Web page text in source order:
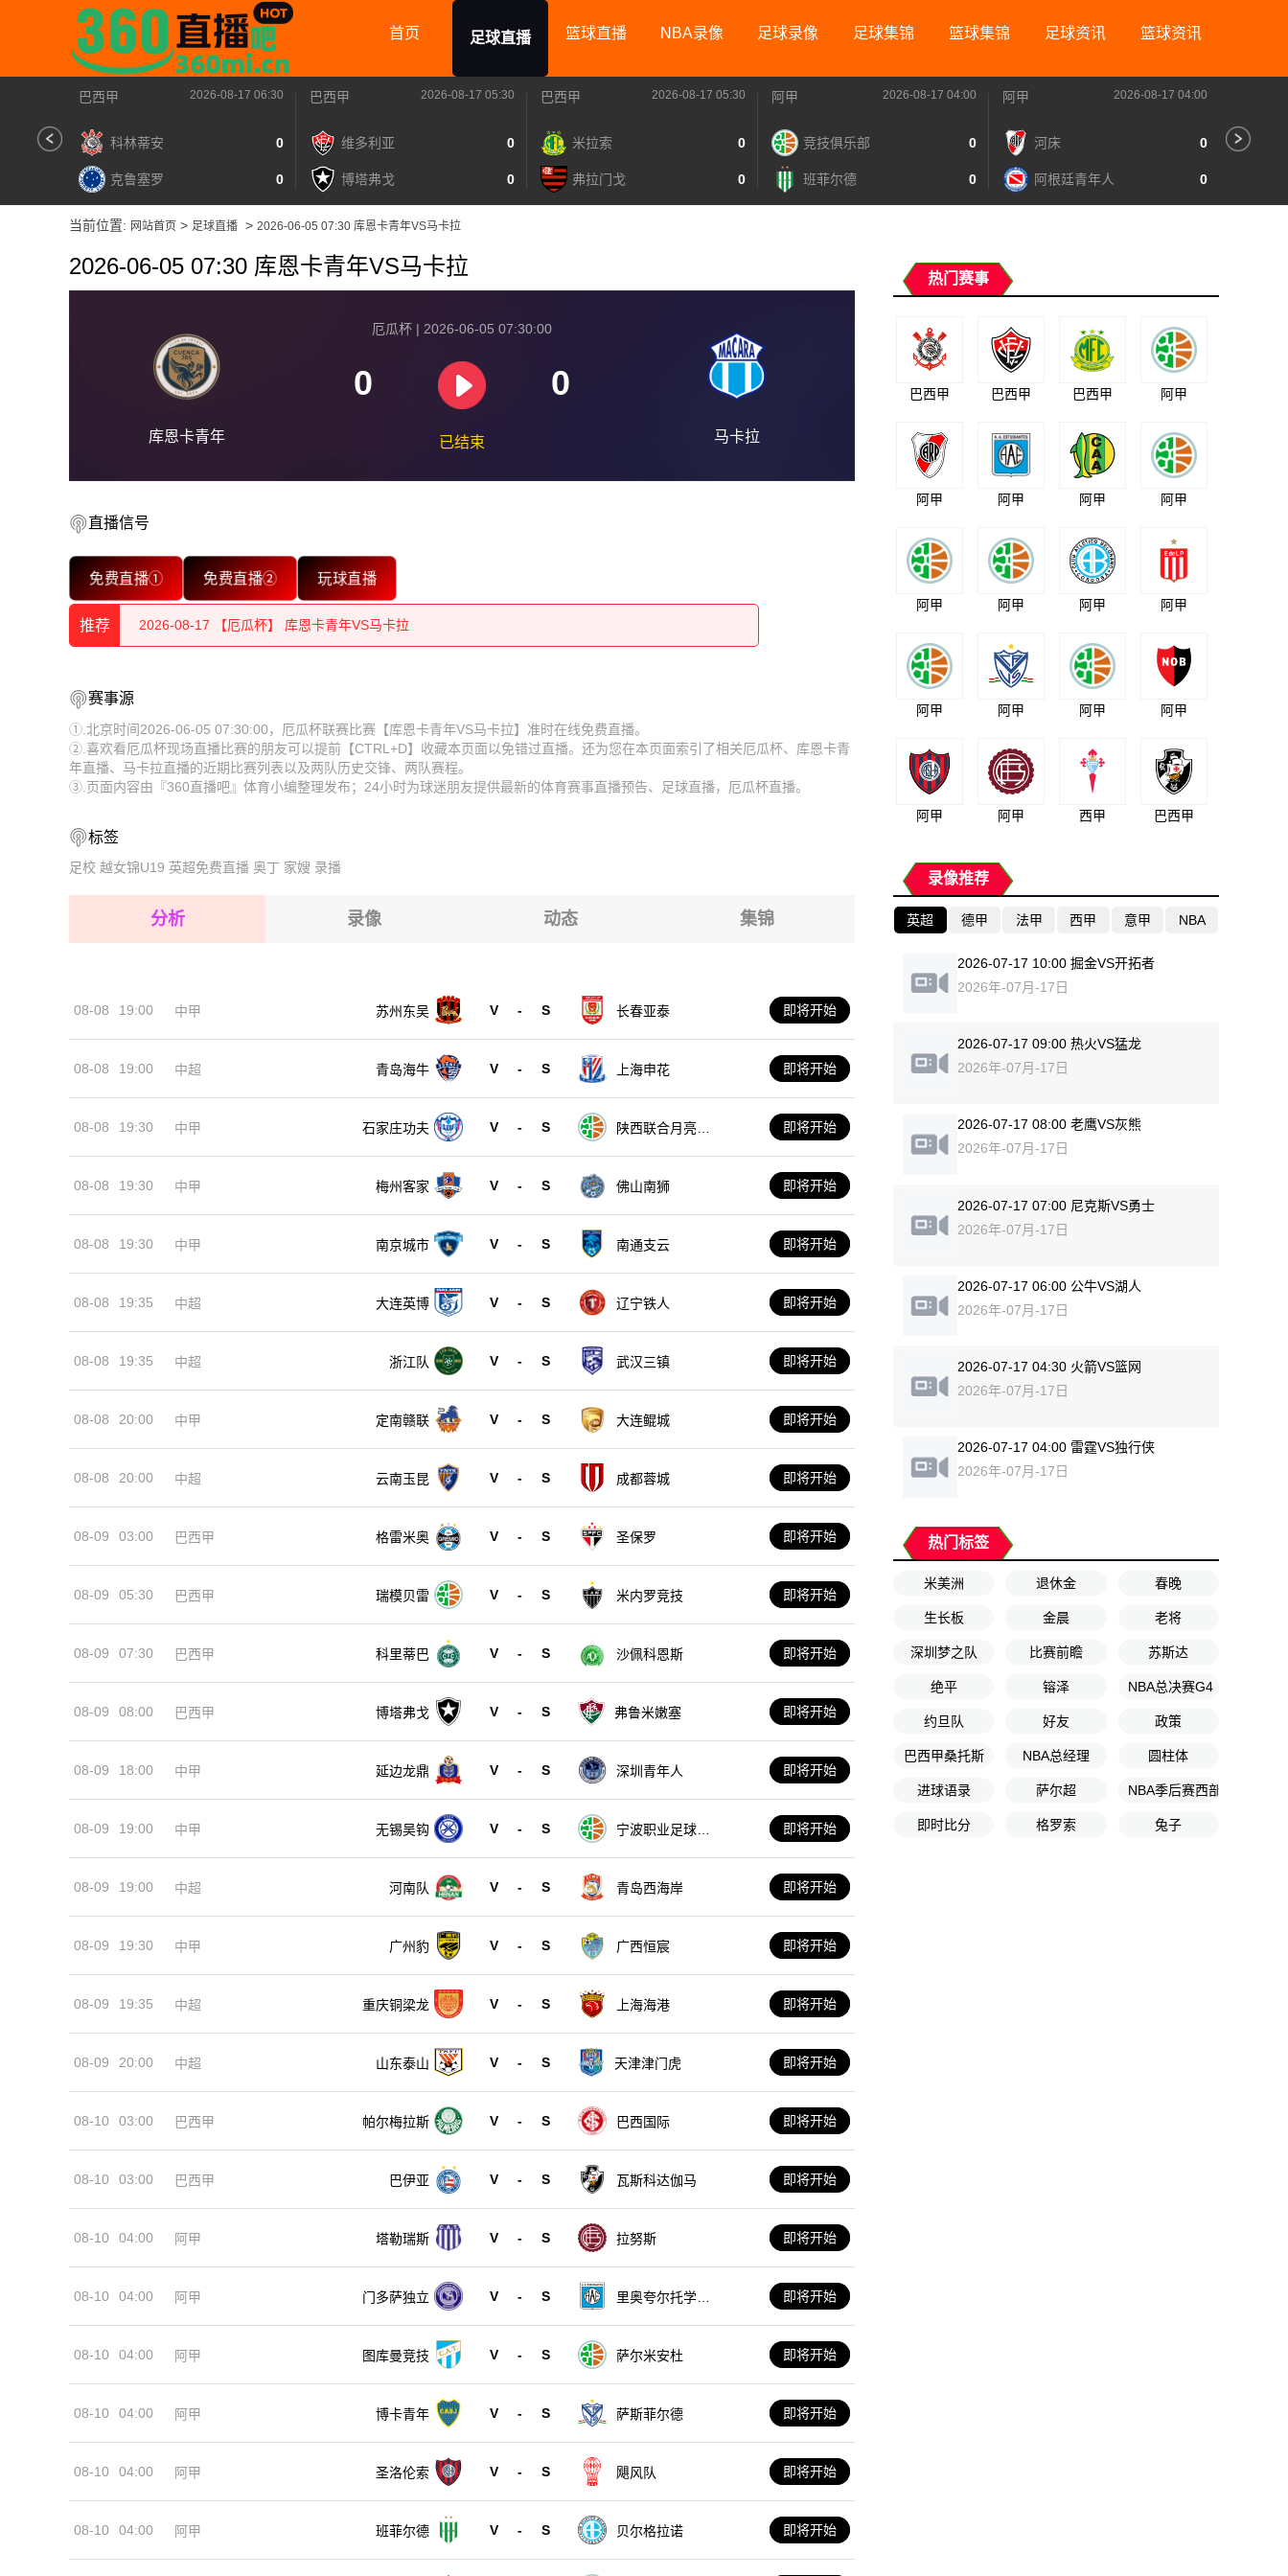
首页 足球直播 篮球直播 NBA录像 足球录像 足球集锦 篮球集锦 足球资讯 篮球资讯
巴西甲 2026-08-17 06:30
科林蒂安 0
克鲁塞罗 0
巴西甲 2026-08-17 05:30
维多利亚 0
博塔弗戈 0
巴西甲 2026-08-17 05:30
米拉索 0
弗拉门戈 0
阿甲 2026-08-17 04:00
竞技俱乐部 0
班菲尔德 0
阿甲 2026-08-17 04:00
河床 0
阿根廷青年人 0
当前位置: 网站首页 > 足球直播 > 2026-06-05 07:30 库恩卡青年VS马卡拉
2026-06-05 07:30 库恩卡青年VS马卡拉
库恩卡青年
厄瓜杯 | 2026-06-05 07:30:00
0 0
已结束 马卡拉
直播信号
免费直播① 免费直播② 玩球直播
推荐
2026-08-17 【厄瓜杯】 库恩卡青年VS马卡拉
2026-08-17 【厄瓜杯】 库恩卡青年VS马卡拉
2026-08-17 【厄瓜杯】 库恩卡青年VS马卡拉
2026-08-17 【厄瓜杯】 库恩卡青年VS马卡拉
2026-08-17 【厄瓜杯】 库恩卡青年VS马卡拉
2026-08-17 【厄瓜杯】 库恩卡青年VS马卡拉
2026-08-17 【厄瓜杯】 库恩卡青年VS马卡拉
2026-08-17 【厄瓜杯】 库恩卡青年VS马卡拉
2026-08-17 【厄瓜杯】 库恩卡青年VS马卡拉
2026-08-17 【厄瓜杯】 库恩卡青年VS马卡拉
2026-08-17 【厄瓜杯】 库恩卡青年VS马卡拉
赛事源
①.北京时间2026-06-05 07:30:00，厄瓜杯联赛比赛【库恩卡青年VS马卡拉】准时在线免费直播。
②.喜欢看厄瓜杯现场直播比赛的朋友可以提前【CTRL+D】收藏本页面以免错过直播。还为您在本页面索引了相关厄瓜杯、库恩卡青
年直播、马卡拉直播的近期比赛列表以及两队历史交锋、两队赛程。
③.页面内容由『360直播吧』体育小编整理发布；24小时为球迷朋友提供最新的体育赛事直播预告、足球直播，厄瓜杯直播。
标签
足校 越女锦U19 英超免费直播 奥丁 家嫂 录播
分析 录像 动态 集锦
08-08 19:00 中甲 苏州东吴 V - S 长春亚泰 即将开始
08-08 19:00 中超 青岛海牛 V - S 上海申花 即将开始
08-08 19:30 中甲 石家庄功夫 V - S
陕西联合月亮泊
即将开始
08-08 19:30 中甲 梅州客家 V - S 佛山南狮 即将开始
08-08 19:30 中甲 南京城市 V - S 南通支云 即将开始
08-08 19:35 中超 大连英博 V - S 辽宁铁人 即将开始
08-08 19:35 中超 浙江队 V - S 武汉三镇 即将开始
08-08 20:00 中甲 定南赣联 V - S 大连鲲城 即将开始
08-08 20:00 中超 云南玉昆 V - S 成都蓉城 即将开始
08-09 03:00 巴西甲 格雷米奥 V - S 圣保罗 即将开始
08-09 05:30 巴西甲 瑞模贝雷 V - S 米内罗竞技 即将开始
08-09 07:30 巴西甲 科里蒂巴 V - S 沙佩科恩斯 即将开始
08-09 08:00 巴西甲 博塔弗戈 V - S 弗鲁米嫩塞 即将开始
08-09 18:00 中甲 延边龙鼎 V - S 深圳青年人 即将开始
08-09 19:00 中甲 无锡吴钩 V - S
宁波职业足球俱
即将开始
08-09 19:00 中超 河南队 V - S 青岛西海岸 即将开始
08-09 19:30 中甲 广州豹 V - S 广西恒宸 即将开始
08-09 19:35 中超 重庆铜梁龙 V - S 上海海港 即将开始
08-09 20:00 中超 山东泰山 V - S 天津津门虎 即将开始
08-10 03:00 巴西甲 帕尔梅拉斯 V - S 巴西国际 即将开始
08-10 03:00 巴西甲 巴伊亚 V - S 瓦斯科达伽马 即将开始
08-10 04:00 阿甲 塔勒瑞斯 V - S 拉努斯 即将开始
08-10 04:00 阿甲 门多萨独立 V - S
里奥夸尔托学生
即将开始
08-10 04:00 阿甲 图库曼竞技 V - S 萨尔米安杜 即将开始
08-10 04:00 阿甲 博卡青年 V - S 萨斯菲尔德 即将开始
08-10 04:00 阿甲 圣洛伦索 V - S 飓风队 即将开始
08-10 04:00 阿甲 班菲尔德 V - S 贝尔格拉诺 即将开始
热门赛事
巴西甲 巴西甲 巴西甲 阿甲
阿甲 阿甲 阿甲 阿甲
阿甲 阿甲 阿甲 阿甲
阿甲 阿甲 阿甲 阿甲
阿甲 阿甲 西甲 巴西甲
录像推荐
英超 德甲 法甲 西甲 意甲 NBA
2026-07-17 10:00 掘金VS开拓者
2026年-07月-17日
2026-07-17 09:00 热火VS猛龙
2026年-07月-17日
2026-07-17 08:00 老鹰VS灰熊
2026年-07月-17日
2026-07-17 07:00 尼克斯VS勇士
2026年-07月-17日
2026-07-17 06:00 公牛VS湖人
2026年-07月-17日
2026-07-17 04:30 火箭VS篮网
2026年-07月-17日
2026-07-17 04:00 雷霆VS独行侠
2026年-07月-17日
热门标签
米美洲 退休金 春晚
生长板 金晨 老将
深圳梦之队 比赛前瞻 苏斯达
绝平 镕泽 NBA总决赛G4
约旦队 好友 政策
巴西甲桑托斯 NBA总经理 圆柱体
进球语录 萨尔超 NBA季后赛西部半决赛G1
即时比分 格罗索 兔子